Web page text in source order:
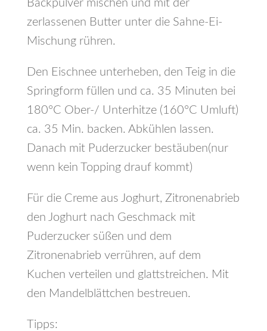
Backpulver mischen und mit der
zerlassenen Butter unter die Sahne-Ei-
Mischung rühren.
Den Eischnee unterheben, den Teig in die
Springform füllen und ca. 35 Minuten bei
180°C Ober-/ Unterhitze (160°C Umluft)
ca. 35 Min. backen. Abkühlen lassen.
Danach mit Puderzucker bestäuben(nur
wenn kein Topping drauf kommt)
Für die Creme aus Joghurt, Zitronenabrieb
den Joghurt nach Geschmack mit
Puderzucker süßen und dem
Zitronenabrieb verrühren, auf dem
Kuchen verteilen und glattstreichen. Mit
den Mandelblättchen bestreuen.
Tipps: